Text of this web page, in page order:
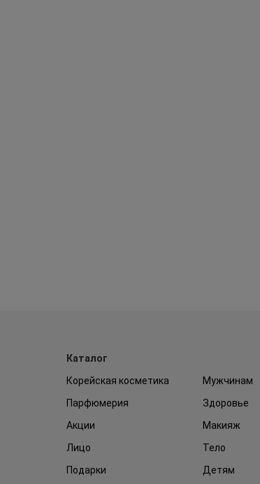
Каталог
Корейская косметика
Мужчинам
Парфюмерия
Здоровье
Акции
Макияж
Лицо
Тело
Подарки
Детям